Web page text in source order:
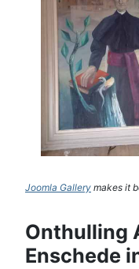
Joomla Gallery makes it
Onthulling
Enschede